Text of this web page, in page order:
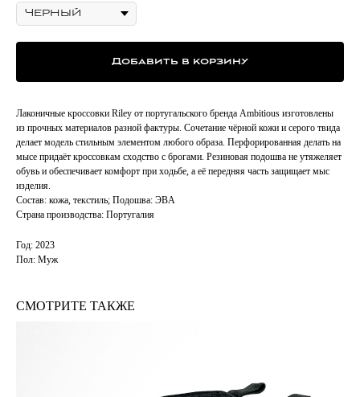
Добавить в корзину
Лаконичные кроссовки Riley от португальского бренда Ambitious изготовлены
из прочных материалов разной фактуры. Сочетание чёрной кожи и серого твида
делает модель стильным элементом любого образа. Перфорированная делать на
мысе придаёт кроссовкам сходство с брогами. Резиновая подошва не утяжеляет
обувь и обеспечивает комфорт при ходьбе, а её передняя часть защищает мыс
изделия.
Состав: кожа, текстиль; Подошва: ЭВA
Страна производства: Португалия
Год: 2023
Пол: Муж
СМОТРИТЕ ТАКЖЕ